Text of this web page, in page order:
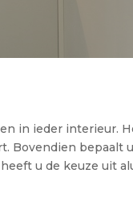
in ieder interieur.
Bovendien bepaalt
u de keuze uit